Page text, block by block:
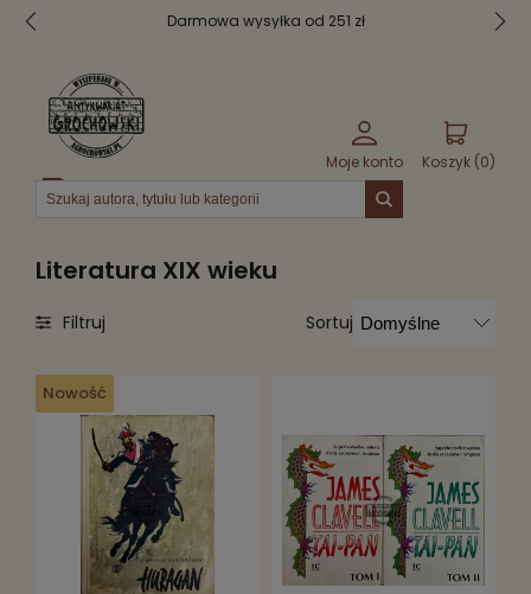
wysyłka od 251 zł
Moje konto Koszyk (0)
Menu
Literatura XIX wieku
Sortuj
Filtruj
Nowość